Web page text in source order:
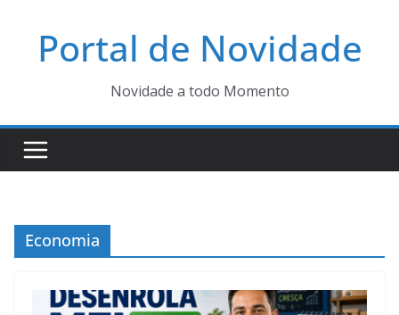
Portal de Novidade
Novidade a todo Momento
Economia